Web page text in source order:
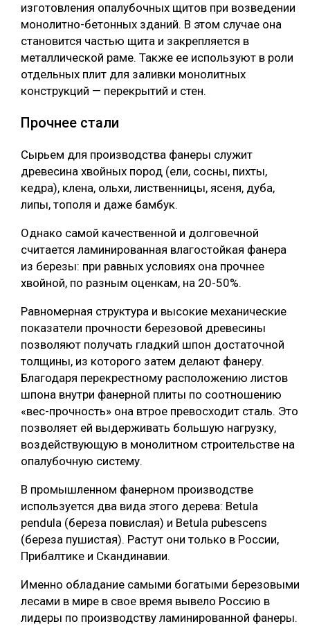
изготовления опалубочных щитов при возведении
монолитно-бетонных зданий. В этом случае она
становится частью щита и закрепляется в
металлической раме. Также ее используют в роли
отдельных плит для заливки монолитных
конструкций — перекрытий и стен.
Прочнее стали
Сырьем для производства фанеры служит
древесина хвойных пород (ели, сосны, пихты,
кедра), клена, ольхи, лиственницы, ясеня, дуба,
липы, тополя и даже бамбук.
Однако самой качественной и долговечной
считается ламинированная влагостойкая фанера
из березы: при равных условиях она прочнее
хвойной, по разным оценкам, на 20-50%.
Равномерная структура и высокие механические
показатели прочности березовой древесины
позволяют получать гладкий шпон достаточной
толщины, из которого затем делают фанеру.
Благодаря перекрестному расположению листов
шпона внутри фанерной плиты по соотношению
«вес-прочность» она втрое превосходит сталь. Это
позволяет ей выдерживать большую нагрузку,
воздействующую в монолитном строительстве на
опалубочную систему.
В промышленном фанерном производстве
используется два вида этого дерева: Betula
pendula (береза повислая) и Betula pubescens
(береза пушистая). Растут они только в России,
Прибалтике и Скандинавии.
Именно обладание самыми богатыми березовыми
лесами в мире в свое время вывело Россию в
лидеры по производству ламинированной фанеры.